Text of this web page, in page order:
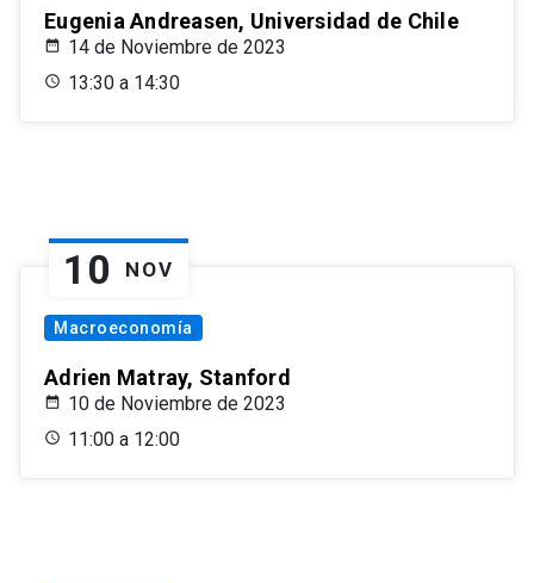
Eugenia Andreasen, Universidad de Chile
14 de Noviembre de 2023
13:30 a 14:30
10 NOV
Macroeconomía
Adrien Matray, Stanford
10 de Noviembre de 2023
11:00 a 12:00